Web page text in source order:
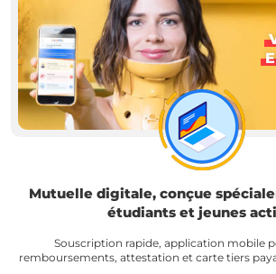
Mutuelle digitale, conçue
étudiants et jeunes
Souscription rapide, application mobile
remboursements, attestation et carte tiers